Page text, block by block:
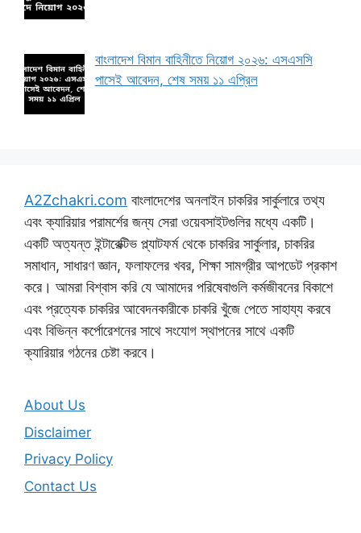
বাংলাদেশ বিমান বাহিনীতে নিয়োগ ২০২৬: এসএসসি
পাসেই আবেদন, শেষ সময় ১১ এপ্রিল
A2Zchakri.com বাংলাদেশের অনলাইন চাকরির সার্কুলারে তথ্য
এবং ক্যারিয়ার পরামর্শের জন্য সেরা ওয়েবসাইটগুলির মধ্যে একটি।
একটি অত্যন্ত ইন্টারেক্টিভ প্ল্যাটফর্ম থেকে চাকরির সার্কুলার, চাকরির
সমাধান, সাধারণ জ্ঞান, ফলাফলের খবর, শিক্ষা সামগ্রীর আপডেট প্রকাশ
করে। আমরা বিশ্বাস করি যে আমাদের পরিষেবাগুলি কর্মজীবনের বিকাশে
এবং প্রত্যেক চাকরির আবেদনকারীকে চাকরি খুঁজে পেতে সাহায্য করবে
এবং বিভিন্ন কর্পোরেশনের সাথে সংযোগ স্থাপনের সাথে একটি
ক্যারিয়ার গঠনের চেষ্টা করবে।
About Us
Disclaimer
Privacy Policy
Contact Us